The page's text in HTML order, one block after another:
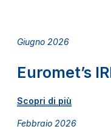
Giugno 2026
Euromet’s
Scopri di più
Febbraio 2026